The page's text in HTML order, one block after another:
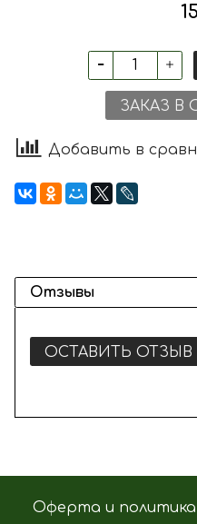
ЗАКАЗ В
Добавить в
Отзывы
ОСТАВИТЬ ОТЗЫВ
Оферта и политика